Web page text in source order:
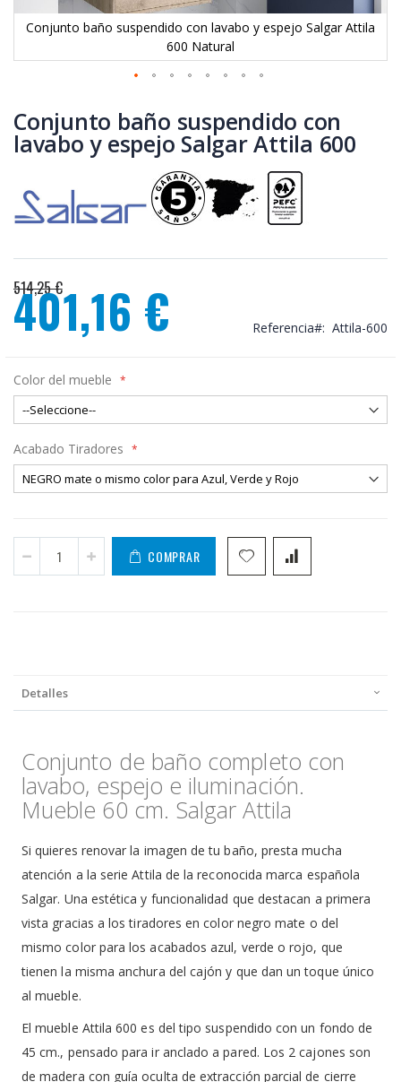
Conjunto baño suspendido con lavabo y espejo Salgar Attila
600 Natural
al
comienzo
de
de
imágenes
Conjunto baño suspendido con
lavabo y espejo Salgar Attila 600
514,25 €
Precio
especial
401,16 € Referencia Attila-600
Color del mueble
Acabado Tiradores
COMPRAR
Detalles
Conjunto de baño completo con
lavabo, espejo e iluminación.
Mueble 60 cm. Salgar Attila
Si quieres renovar la imagen de tu baño, presta mucha
atención a la serie Attila de la reconocida marca española
Salgar. Una estética y funcionalidad que destacan a primera
vista gracias a los tiradores en color negro mate o del
mismo color para los acabados azul, verde o rojo, que
tienen la misma anchura del cajón y que dan un toque único
al mueble.
El mueble Attila 600 es del tipo suspendido con un fondo de
45 cm., pensado para ir anclado a pared. Los 2 cajones son
de madera con guía oculta de extracción parcial de cierre